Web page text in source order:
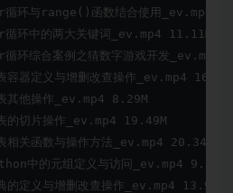
环与range()函数结合使用_ev.mp4
环中的两大关键词_ev.mp4 11.11M
环综合案例之猜数字游戏开发_ev.mp4
器定义与增删改查操作_ev.mp4
他操作_ev.mp4 8.29M
切片操作_ev.mp4 19.49M
关函数与操作方法_ev.mp4 20.34M
中的元组定义与访问_ev.mp4 9.50M
定义与增删改查操作_ev.mp4 13.97M